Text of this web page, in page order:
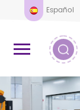
Español